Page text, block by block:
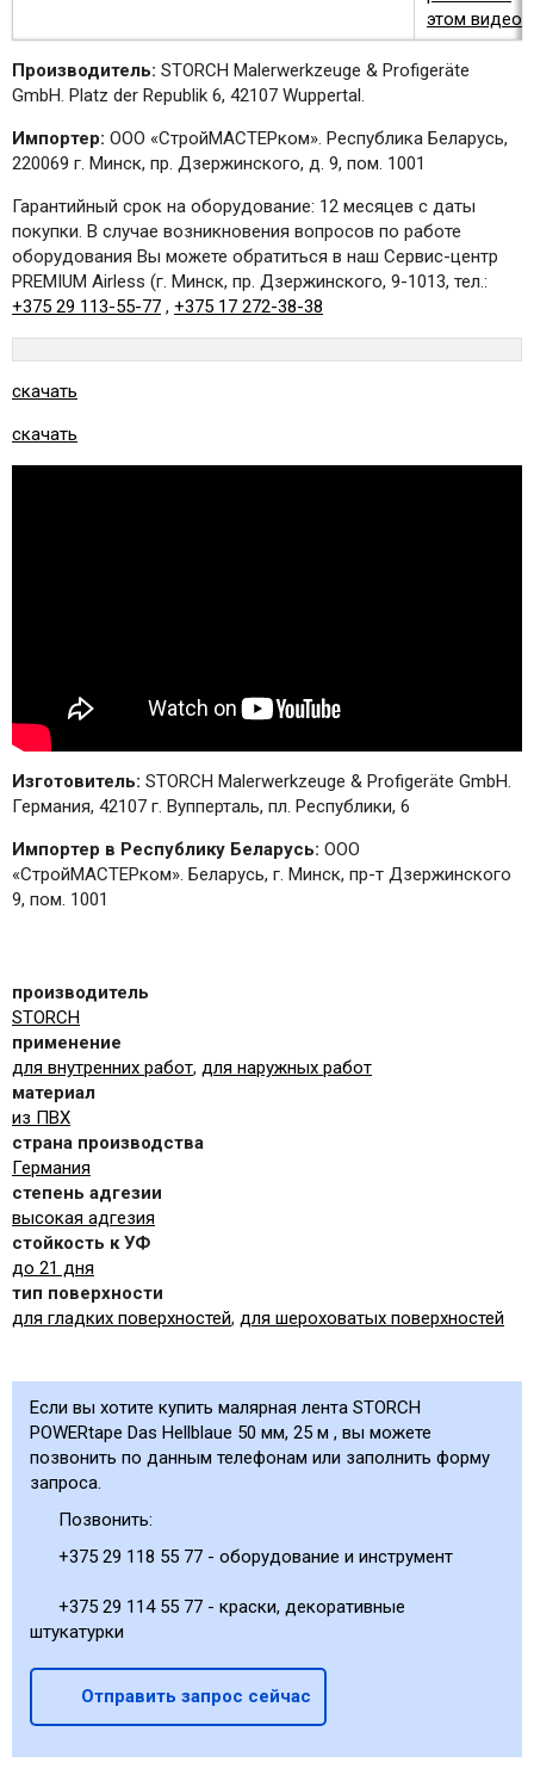
этом видео"
Производитель: STORCH Malerwerkzeuge & Profigeräte
GmbH. Platz der Republik 6, 42107 Wuppertal.
Импортер: ООО «СтройМАСТЕРком». Республика Беларусь,
220069 г. Минск, пр. Дзержинского, д. 9, пом. 1001
Гарантийный срок на оборудование: 12 месяцев с даты
покупки. В случае возникновения вопросов по работе
оборудования Вы можете обратиться в наш Сервис-центр
PREMIUM Airless (г. Минск, пр. Дзержинского, 9-1013, тел.:
+375 29 113-55-77 , +375 17 272-38-38
скачать
скачать
Изготовитель: STORCH Malerwerkzeuge & Profigeräte GmbH.
Германия, 42107 г. Вупперталь, пл. Республики, 6
Импортер в Республику Беларусь: ООО
«СтройМАСТЕРком». Беларусь, г. Минск, пр-т Дзержинского
9, пом. 1001
производитель
STORCH
применение
для внутренних работ, для наружных работ
материал
из ПВХ
страна производства
Германия
степень адгезии
высокая адгезия
стойкость к УФ
до 21 дня
тип поверхности
для гладких поверхностей, для шероховатых поверхностей
Если вы хотите купить малярная лента STORCH
POWERtape Das Hellblaue 50 мм, 25 м , вы можете
позвонить по данным телефонам или заполнить форму
запроса.
Позвонить:
+375 29 118 55 77 - оборудование и инструмент
+375 29 114 55 77 - краски, декоративные
штукатурки
Отправить запрос сейчас